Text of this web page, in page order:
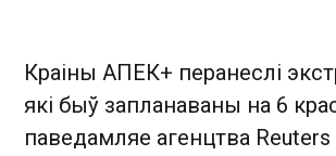
Краіны АПЕК+ перанеслі
які быў запланаваны на 6
паведамляе агенцтва Reuters